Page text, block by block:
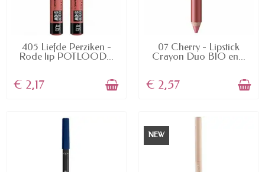
AVAILABLE
405 Liefde Perziken -
Rode lip POTLOOD...
€ 2,17
AVAILABLE
07 Cherry - Lipstick
Crayon Duo BIO en...
€ 2,57
NEW